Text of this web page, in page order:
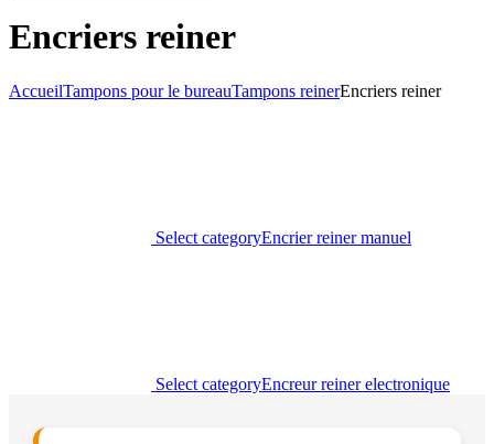
Encriers reiner
AccueilTampons pour le bureauTampons reinerEncriers reiner
Select categoryEncrier reiner manuel
Select categoryEncreur reiner electronique